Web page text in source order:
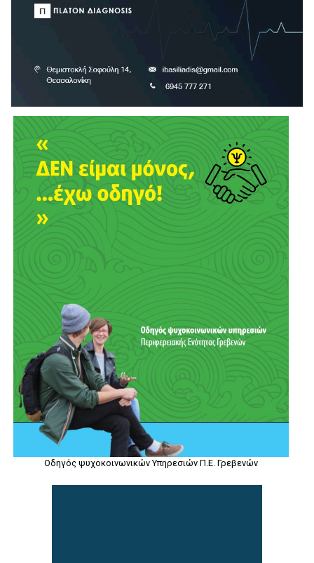
Οδηγός ψυχοκοινωνικών Υπηρεσιών Π.Ε. Γρεβενών